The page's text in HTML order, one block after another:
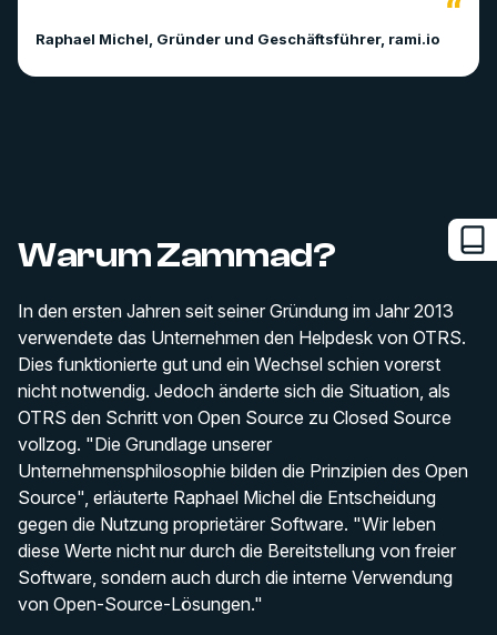
Raphael Michel, Gründer und Geschäftsführer, rami.io
Warum Zammad?
In den ersten Jahren seit seiner Gründung im Jahr 2013
verwendete das Unternehmen den Helpdesk von OTRS.
Dies funktionierte gut und ein Wechsel schien vorerst
nicht notwendig. Jedoch änderte sich die Situation, als
OTRS den Schritt von Open Source zu Closed Source
vollzog. "Die Grundlage unserer
Unternehmensphilosophie bilden die Prinzipien des Open
Source", erläuterte Raphael Michel die Entscheidung
gegen die Nutzung proprietärer Software. "Wir leben
diese Werte nicht nur durch die Bereitstellung von freier
Software, sondern auch durch die interne Verwendung
von Open-Source-Lösungen."